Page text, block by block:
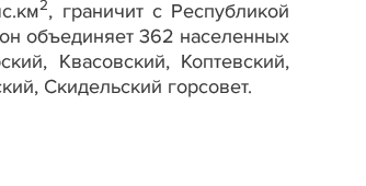
2, граничит с Республикой
объединяет 362 населенных
Квасовский, Коптевский,
Скидельский горсовет.